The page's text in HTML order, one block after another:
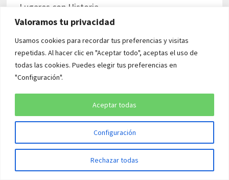
Valoramos tu privacidad
Usamos cookies para recordar tus preferencias y visitas
repetidas. Al hacer clic en "Aceptar todo", aceptas el uso de
todas las cookies. Puedes elegir tus preferencias en
"Configuración".
Configuración
Rechazar todas
Aceptar todas
Lugares con Historia
Lugares misteriosos
Malas personas en la Historia
Misterios en la Historia
Mujeres en la Historia
Persecución judía
Personajes curiosos